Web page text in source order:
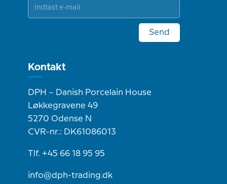
Send
Kontakt
DPH – Danish Porcelain House
Løkkegravene 49
5270 Odense N
CVR-nr.: DK61086013
Tlf. +45 66 18 95 95
info@dph-trading.dk